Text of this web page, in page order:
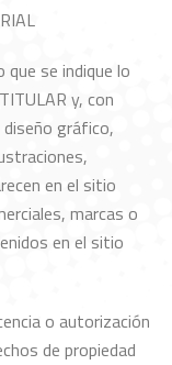
se indique lo
y, con
gráfico,
en el sitio
marcas o
en el sitio
o autorización
de propiedad